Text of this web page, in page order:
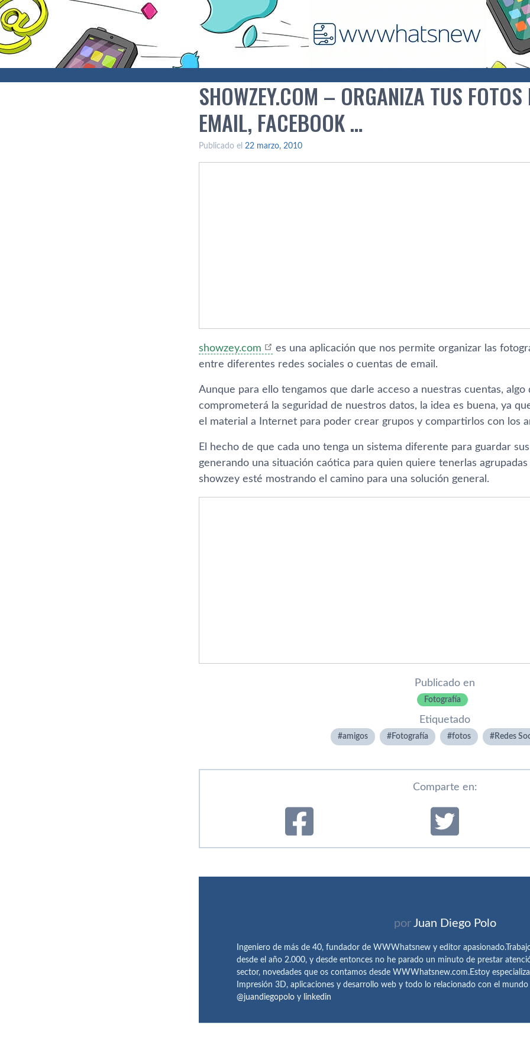
SHOWZEY.COM – ORGANIZA TUS
EMAIL, FACEBOOK …
Publicado el 22 marzo, 2010
showzey.com
es una aplicación que nos permite organizar las
entre diferentes redes sociales o cuentas de email.
Aunque para ello tengamos que darle acceso a nuestras cuentas, algo
comprometerá la seguridad de nuestros datos, la idea es buena, ya
el material a Internet para poder crear grupos y compartirlos con los
El hecho de que cada uno tenga un sistema diferente para guardar
generando una situación caótica para quien quiere tenerlas agrupadas
showzey esté mostrando el camino para una solución general.
Publicado en
Fotografí­a
Etiquetado
amigos Fotografí­a fotos Redes
Comparte en:
por Juan Diego Polo
Ingeniero de más de 40, fundador de WWWhatsnew y editor
desde el año 2.000, y desde entonces no he parado un minuto de prestar
sector, novedades que os contamos desde WWWhatsnew.com.Estoy
Impresión 3D, aplicaciones y desarrollo web y todo lo relacionado con el
@juandiegopolo y linkedin